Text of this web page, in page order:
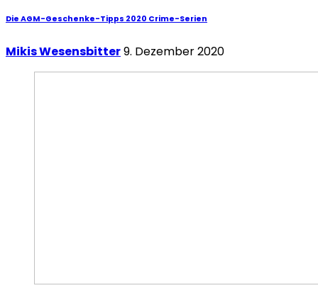
Die AGM-Geschenke-Tipps 2020 Crime-Serien
Mikis Wesensbitter9. Dezember 2020